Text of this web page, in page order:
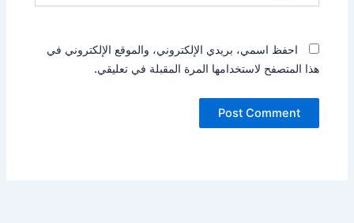
احفظ اسمي، بريدي الإلكتروني، والموقع الإلكتروني في
هذا المتصفح لاستخدامها المرة المقبلة في تعليقي.